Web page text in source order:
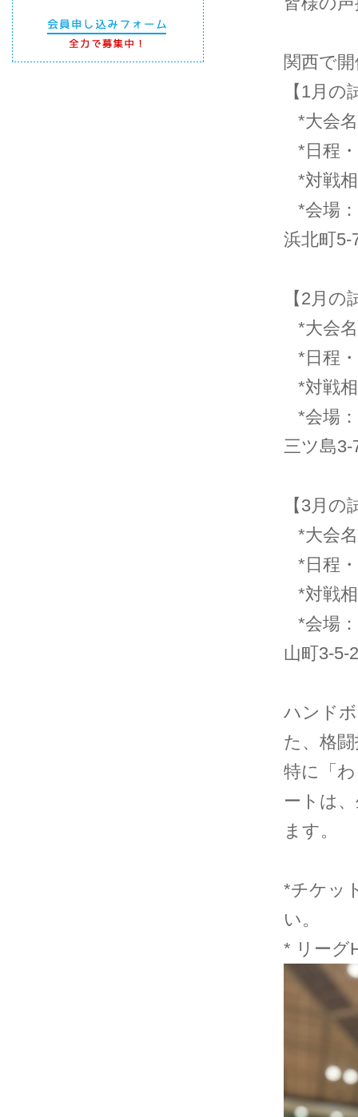
関西で
【1月の
*大会
*日程
*対戦
*会場
浜北町5-
【2月の
*大会
*日程
*対戦
*会場
三ツ島3-
【3月の
*大会
*日程
*対戦
*会場
山町3-5-
ハンド
た、格
特に「
ートは
ます。
*チケッ
い。
* リーグ